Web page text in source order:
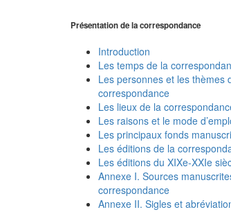
Présentation de la correspondance
Introduction
Les temps de la
Les personnes et les thèmes
correspondance
Les lieux de la
Les raisons et le mode
Les principaux fonds
Les éditions de la
Les éditions du XIXe-XXIe
Annexe I. Sources
correspondance
Annexe II. Sigles et